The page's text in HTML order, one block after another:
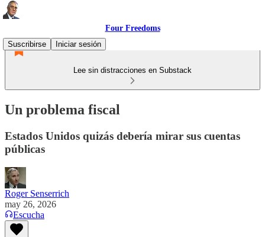
Four Freedoms
Suscribirse
Iniciar sesión
Lee sin distracciones en Substack
Un problema fiscal
Estados Unidos quizás debería mirar sus cuentas
públicas
Roger Senserrich
may 26, 2026
Escucha